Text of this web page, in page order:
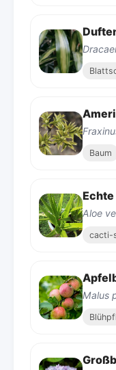
Baum
Echte
Aloe
cacti-
Malus